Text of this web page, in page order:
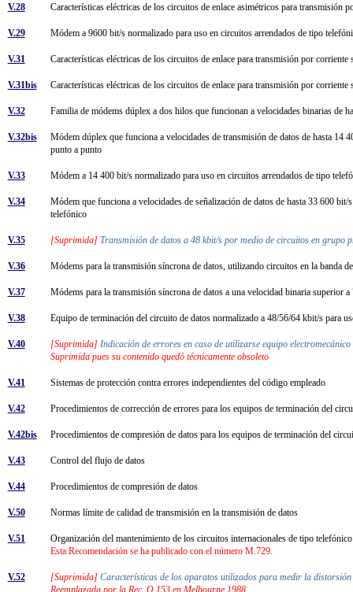
V.28 Características eléctricas de los circuitos de enlace asimétricos para transmisión
V.29 Módem a 9600 bit/s normalizado para uso en circuitos arrendados de tipo
V.31 Características eléctricas de los circuitos de enlace para transmisión por
V.31bis Características eléctricas de los circuitos de enlace para transmisión por
V.32 Familia de módems dúplex a dos hilos que funcionan a velocidades binarias de
V.32bis
Módem dúplex que funciona a velocidades de transmisión de datos de hasta 14
punto a punto
V.33 Módem a 14 400 bit/s normalizado para uso en circuitos arrendados de tipo
V.34
Módem que funciona a velocidades de señalización de datos de hasta 33 600
telefónico
V.35 [Suprimida] Transmisión de datos a 48 kbit/s por medio de circuitos en
V.36 Módems para la transmisión síncrona de datos, utilizando circuitos en la banda
V.37 Módems para la transmisión síncrona de datos a una velocidad binaria
V.38 Equipo de terminación del circuito de datos normalizado a 48/56/64 kbit/s para
V.40 [Suprimida] Indicación de errores en caso de utilizarse equipo
Suprimida pues su contenido quedó técnicamente obsoleto
V.41 Sistemas de protección contra errores independientes del código empleado
V.42 Procedimientos de corrección de errores para los equipos de terminación del
V.42bis Procedimientos de compresión de datos para los equipos de terminación del
V.43 Control del flujo de datos
V.44 Procedimientos de compresión de datos
V.50 Normas límite de calidad de transmisión en la transmisión de datos
V.51
Organización del mantenimiento de los circuitos internacionales de tipo
Esta Recomendación se ha publicado con el número M.729.
V.52 [Suprimida] Características de los aparatos utilizados para medir la
Reemplazada por la Rec. O.153 en Melbourne 1988